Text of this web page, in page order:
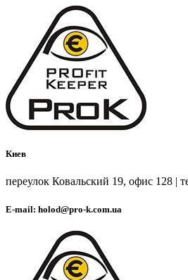
Киев
переулок Ковальский 19, офис 128 |
E-mail: holod@pro-k.com.ua